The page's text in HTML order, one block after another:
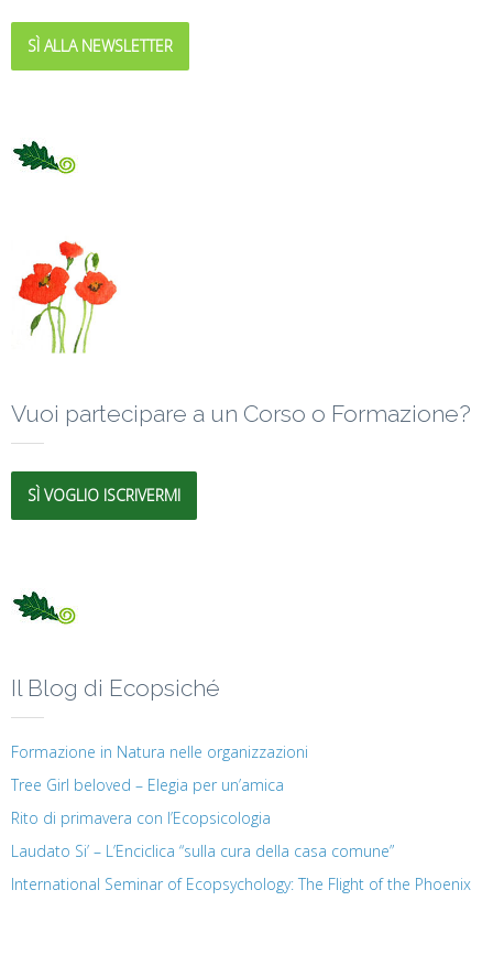
SÌ ALLA NEWSLETTER
Vuoi partecipare a un Corso o Formazione?
SÌ VOGLIO ISCRIVERMI
Il Blog di Ecopsiché
Formazione in Natura nelle organizzazioni
Tree Girl beloved – Elegia per un’amica
Rito di primavera con l’Ecopsicologia
Laudato Si’ – L’Enciclica “sulla cura della casa comune”
International Seminar of Ecopsychology: The Flight of the Phoenix